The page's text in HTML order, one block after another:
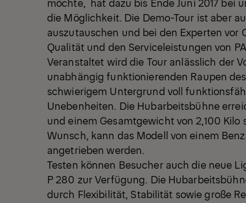
möchte, hat dazu bis Ende Juni 2017 bei
die Möglichkeit. Die Demo-Tour ist aber
auszutauschen und bei den Experten
Qualität und den Serviceleistungen von
Veranstaltet wird die Tour anlässlich der
unabhängig funktionierenden Raupen
schwierigem Untergrund voll
Unebenheiten. Die Hubarbeitsbühne
und einem Gesamtgewicht von 2,100
Wunsch, kann das Modell von einem
angetrieben werden.
Testen können Besucher auch die neue
P 280 zur Verfügung. Die
durch Flexibilität, Stabilität sowie große